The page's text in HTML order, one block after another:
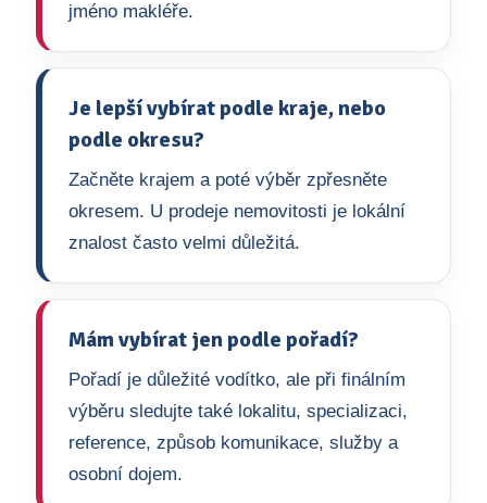
jméno makléře.
Je lepší vybírat podle kraje, nebo
podle okresu?
Začněte krajem a poté výběr zpřesněte
okresem. U prodeje nemovitosti je lokální
znalost často velmi důležitá.
Mám vybírat jen podle pořadí?
Pořadí je důležité vodítko, ale při finálním
výběru sledujte také lokalitu, specializaci,
reference, způsob komunikace, služby a
osobní dojem.